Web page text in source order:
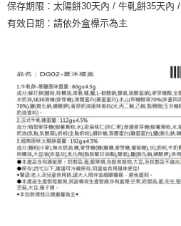
保存期限：太陽餅30天內 / 牛軋餅35天內 /
有效日期：請依外盒標示為主